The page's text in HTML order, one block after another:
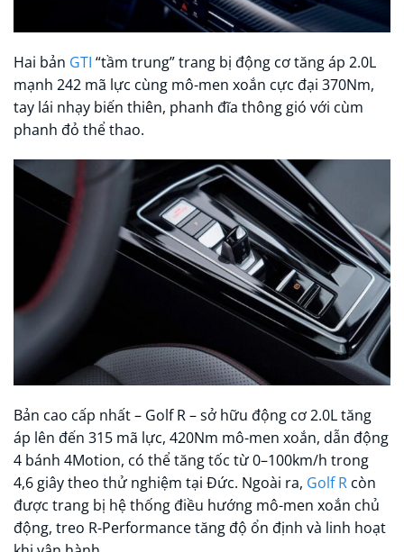
Hai bản GTI “tầm trung” trang bị động cơ tăng áp 2.0L
mạnh 242 mã lực cùng mô-men xoắn cực đại 370Nm,
tay lái nhạy biến thiên, phanh đĩa thông gió với cùm
phanh đỏ thể thao.
Bản cao cấp nhất – Golf R – sở hữu động cơ 2.0L tăng
áp lên đến 315 mã lực, 420Nm mô-men xoắn, dẫn động
4 bánh 4Motion, có thể tăng tốc từ 0–100km/h trong
4,6 giây theo thử nghiệm tại Đức. Ngoài ra, Golf R còn
được trang bị hệ thống điều hướng mô-men xoắn chủ
động, treo R-Performance tăng độ ổn định và linh hoạt